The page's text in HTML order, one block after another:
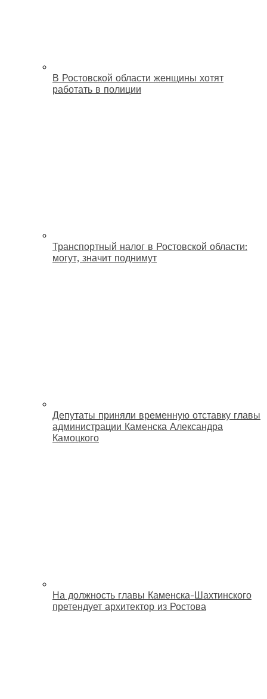
В Ростовской области женщины хотят
работать в полиции
Транспортный налог в Ростовской области:
могут, значит поднимут
Депутаты приняли временную отставку главы
администрации Каменска Александра
Камоцкого
На должность главы Каменска-Шахтинского
претендует архитектор из Ростова